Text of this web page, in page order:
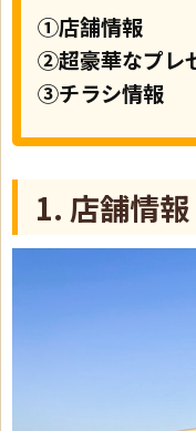
①店舗情報
②超豪華なプレ
③チラシ情報
1. 店舗情報